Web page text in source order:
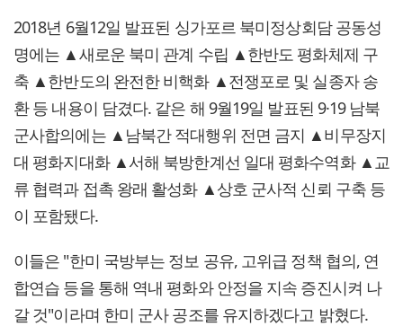
2018년 6월12일 발표된 싱가포르 북미정상회담 공동성
명에는 ▲새로운 북미 관계 수립 ▲한반도 평화체제 구
축 ▲한반도의 완전한 비핵화 ▲전쟁포로 및 실종자 송
환 등 내용이 담겼다. 같은 해 9월19일 발표된 9·19 남북
군사합의에는 ▲남북간 적대행위 전면 금지 ▲비무장지
대 평화지대화 ▲서해 북방한계선 일대 평화수역화 ▲교
류 협력과 접촉 왕래 활성화 ▲상호 군사적 신뢰 구축 등
이 포함됐다.
이들은 "한미 국방부는 정보 공유, 고위급 정책 협의, 연
합연습 등을 통해 역내 평화와 안정을 지속 증진시켜 나
갈 것"이라며 한미 군사 공조를 유지하겠다고 밝혔다.